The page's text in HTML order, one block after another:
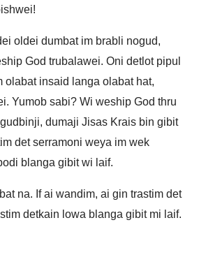
oldei dumbat im brabli nogud,
God trubalawei. Oni detlot pipul
olabat insaid langa olabat hat,
Yumob sabi? Wi weship God thru
dumaji Jisas Krais bin gibit
det serramoni weya im wek
blanga gibit wi laif.
na. If ai wandim, ai gin trastim det
detkain lowa blanga gibit mi laif.